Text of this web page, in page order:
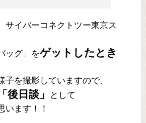
サイバーコネクトツー東京ス
ッグ」をゲットしたとき
子を撮影していますので、
「後日談」
として
います！！